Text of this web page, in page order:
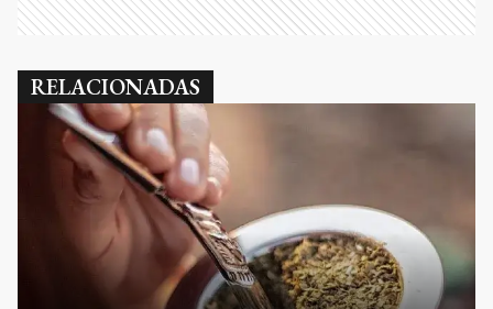
RELACIONADAS